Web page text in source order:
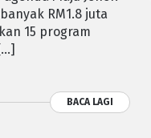
RM1.8 juta
15 program
BACA LAGI